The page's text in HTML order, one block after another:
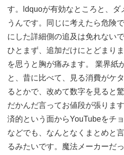
す。ldquoが有効なところと、ダ
うんです。同じに考えたら危険
にした詳細側の追及は免れない
ひとまず、追加だけにとどまり
を思うと胸が痛みます。 業界紙
と、昔に比べて、見る消費がケ
るとかで、改めて数字を見ると
だかんだ言ってお値段が張りま
済的という面からYouTubeをチ
などでも、なんとなくまとめと
るみたいです。魔法メーカーだ